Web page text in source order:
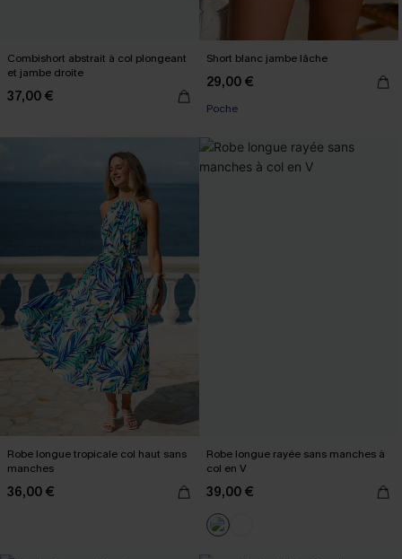
Combishort abstrait à col plongeant
et jambe droite
37,00 €
Short blanc jambe lâche
29,00 €
Poche
Robe longue tropicale col haut sans
manches
36,00 €
Robe longue rayée sans manches à
col en V
39,00 €